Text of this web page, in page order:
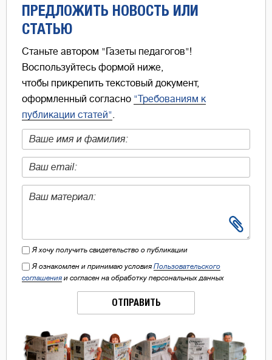
ПРЕДЛОЖИТЬ НОВОСТЬ ИЛИ
СТАТЬЮ
Станьте автором "Газеты педагогов"!
Воспользуйтесь формой ниже,
чтобы прикрепить текстовый документ,
оформленный согласно "Требованиям к
публикации статей"
Я хочу получить свидетельство о публикации
Я ознакомлен и принимаю условия Пользовательского
соглашения и согласен на обработку персональных данных
ОТПРАВИТЬ